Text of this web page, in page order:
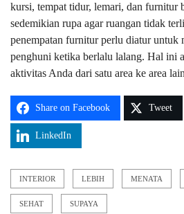
kursi, tempat tidur, lemari, dan furnitur
sedemikian rupa agar ruangan tidak
penempatan furnitur perlu diatur untuk
penghuni ketika berlalu lalang. Hal ini
aktivitas Anda dari satu area ke area
Share on Facebook Tweet
LinkedIn
INTERIOR LEBIH MENATA
SEHAT SUPAYA